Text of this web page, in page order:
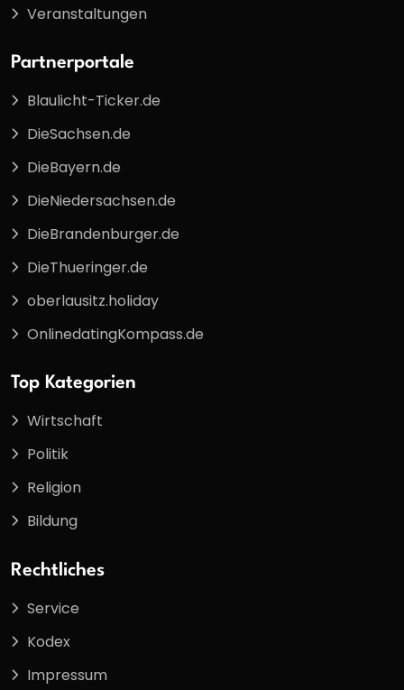
Veranstaltungen
Partnerportale
Blaulicht-Ticker.de
DieSachsen.de
DieBayern.de
DieNiedersachsen.de
DieBrandenburger.de
DieThueringer.de
oberlausitz.holiday
OnlinedatingKompass.de
Top Kategorien
Wirtschaft
Politik
Religion
Bildung
Rechtliches
Service
Kodex
Impressum